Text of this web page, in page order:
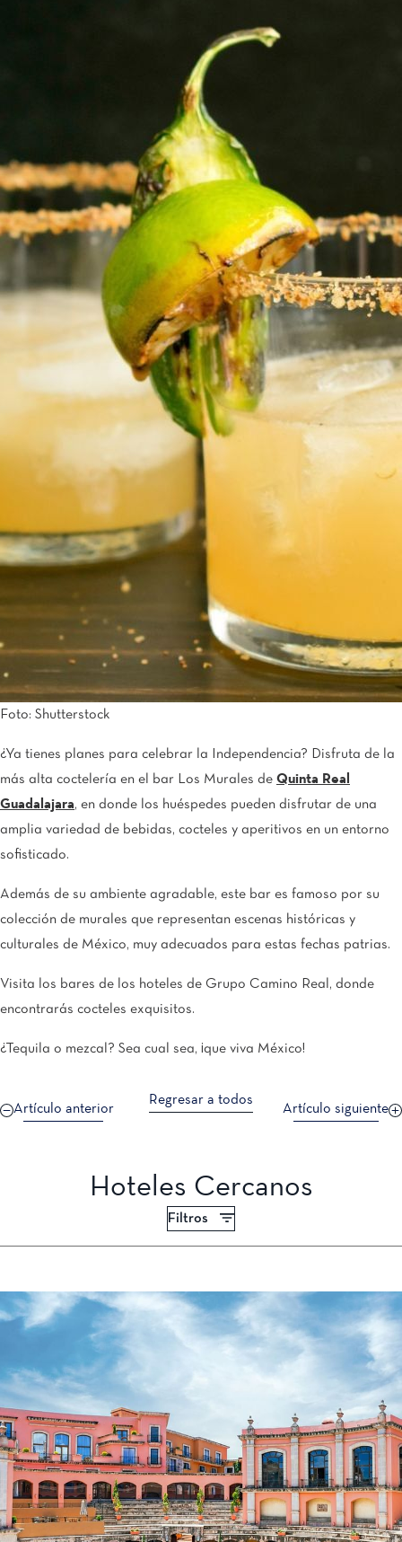
Foto: Shutterstock
¿Ya tienes planes para celebrar la Independencia? Disfruta de la
más alta coctelería en el bar Los Murales de Quinta Real
Guadalajara, en donde los huéspedes pueden disfrutar de una
amplia variedad de bebidas, cocteles y aperitivos en un entorno
sofisticado.
Además de su ambiente agradable, este bar es famoso por su
colección de murales que representan escenas históricas y
culturales de México, muy adecuados para estas fechas patrias.
Visita los bares de los hoteles de Grupo Camino Real, donde
encontrarás cocteles exquisitos.
¿Tequila o mezcal? Sea cual sea, ¡que viva México!
Artículo anterior
Regresar a todos
Artículo siguiente
Hoteles Cercanos
Filtros